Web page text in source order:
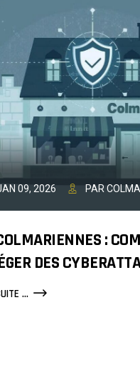
09, 2026 PAR
:
DES
...PME